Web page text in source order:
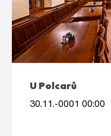
U Polcarů
30.11.-0001 00:00